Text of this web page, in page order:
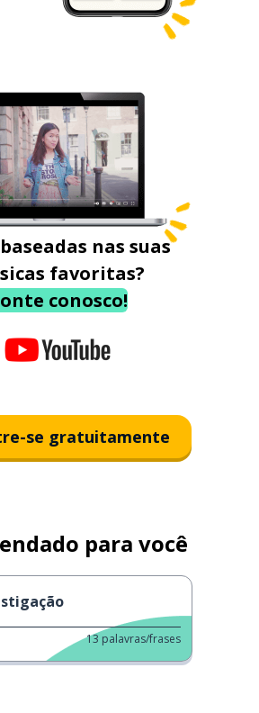
nas suas
favoritas?
conosco!
se gratuitamente
para você
13 palavras/frases